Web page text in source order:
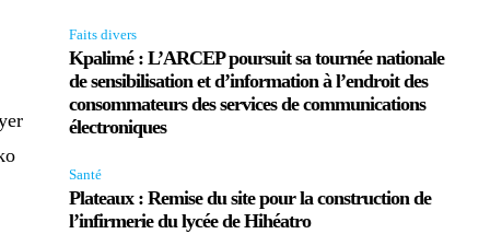
Faits divers
Kpalimé : L’ARCEP poursuit sa tournée nationale
de sensibilisation et d’information à l’endroit des
consommateurs des services de communications
électroniques
Santé
Plateaux : Remise du site pour la construction de
l’infirmerie du lycée de Hihéatro